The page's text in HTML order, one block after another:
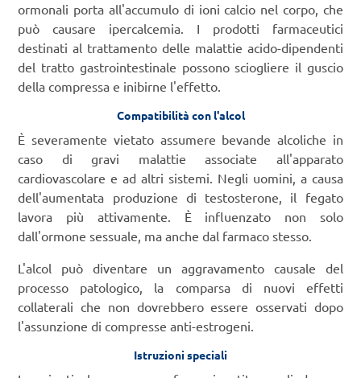
ormonali porta all'accumulo di ioni calcio nel corpo, che
può causare ipercalcemia. I prodotti farmaceutici
destinati al trattamento delle malattie acido-dipendenti
del tratto gastrointestinale possono sciogliere il guscio
della compressa e inibirne l'effetto.
Compatibilità con l'alcol
È severamente vietato assumere bevande alcoliche in
caso di gravi malattie associate all'apparato
cardiovascolare e ad altri sistemi. Negli uomini, a causa
dell'aumentata produzione di testosterone, il fegato
lavora più attivamente. È influenzato non solo
dall'ormone sessuale, ma anche dal farmaco stesso.
L'alcol può diventare un aggravamento causale del
processo patologico, la comparsa di nuovi effetti
collaterali che non dovrebbero essere osservati dopo
l'assunzione di compresse anti-estrogeni.
Istruzioni speciali